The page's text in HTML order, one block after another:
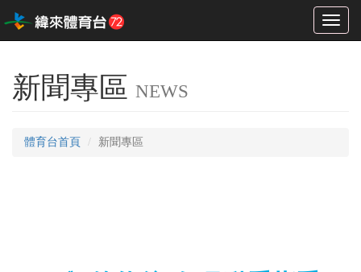
Toggle
新聞專區 NEWS
體育台首頁 新聞專區